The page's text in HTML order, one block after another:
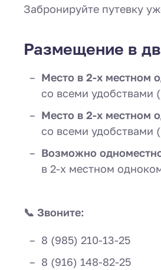
Забронируйте путевку
Размещение в
Место в 2-х местном
со всеми удобствами
Место в 2-х местном
со всеми удобствами
Возможно
в 2-х местном
📞 Звоните:
8 (985) 210-13-25
8 (916) 148-82-25